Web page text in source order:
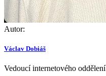
Autor:
Václav Dobiáš
Vedoucí internetového oddělení